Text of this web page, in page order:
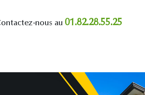
nous au 01.82.28.55.25